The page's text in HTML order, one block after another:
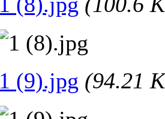
1 (9).jpg (94.21